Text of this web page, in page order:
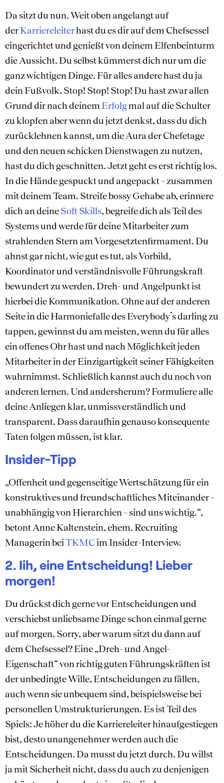
Da sitzt du nun. Weit oben angelangt auf
derKarriereleiterhast du es dir auf dem Chefsessel
eingerichtet und genießt von deinem Elfenbeinturm
die Aussicht. Du selbst kümmerst dich nur um die
ganz wichtigen Dinge. Für alles andere hast du ja
dein Fußvolk. Stop! Stop! Stop! Du hast zwar allen
Grund dir nach deinem Erfolgmal auf die Schulter
zu klopfen aber wenn du jetzt denkst, dass du dich
zurücklehnen kannst, um die Aura der Chefetage
und den neuen schicken Dienstwagen zu nutzen,
hast du dich geschnitten. Jetzt geht es erst richtig los.
In die Hände gespuckt und angepackt – zusammen
mit deinem Team. Streife bossy Gehabe ab, erinnere
dich an deineSoft Skills, begreife dich als Teil des
Systems und werde für deine Mitarbeiter zum
strahlenden Stern am Vorgesetztenfirmament. Du
ahnst gar nicht, wie gut es tut, als Vorbild,
Koordinator und verständnisvolle Führungskraft
bewundert zu werden. Dreh- und Angelpunkt ist
hierbei die Kommunikation. Ohne auf der anderen
Seite in die Harmoniefalle des Everybody’s darling zu
tappen, gewinnst du am meisten, wenn du für alles
ein offenes Ohr hast und nach Möglichkeit jeden
Mitarbeiter in der Einzigartigkeit seiner Fähigkeiten
wahrnimmst. Schließlich kannst auch du noch von
anderen lernen. Und andersherum? Formuliere alle
deine Anliegen klar, unmissverständlich und
transparent. Dass daraufhin genauso konsequente
Taten folgen müssen, ist klar.
Insider-Tipp
„Offenheit und gegenseitige Wertschätzung für ein
konstruktives und freundschaftliches Miteinander –
unabhängig von Hierarchien – sind uns wichtig.“,
betont Anne Kaltenstein, ehem. Recruiting
Managerin beiTKMCim Insider-Interview.
2. Iih, eine Entscheidung! Lieber
morgen!
Du drückst dich gerne vor Entscheidungen und
verschiebst unliebsame Dinge schon einmal gerne
auf morgen. Sorry, aber warum sitzt du dann auf
dem Chefsessel? Eine „Dreh- und Angel-
Eigenschaft“ von richtig guten Führungskräften ist
der unbedingte Wille, Entscheidungen zu fällen,
auch wenn sie unbequem sind, beispielsweise bei
personellen Umstrukturierungen. Es ist Teil des
Spiels: Je höher du die Karriereleiter hinaufgestiegen
bist, desto unangenehmer werden auch die
Entscheidungen. Da musst du jetzt durch. Du willst
ja mit Sicherheit nicht, dass du auch zu denjenigen